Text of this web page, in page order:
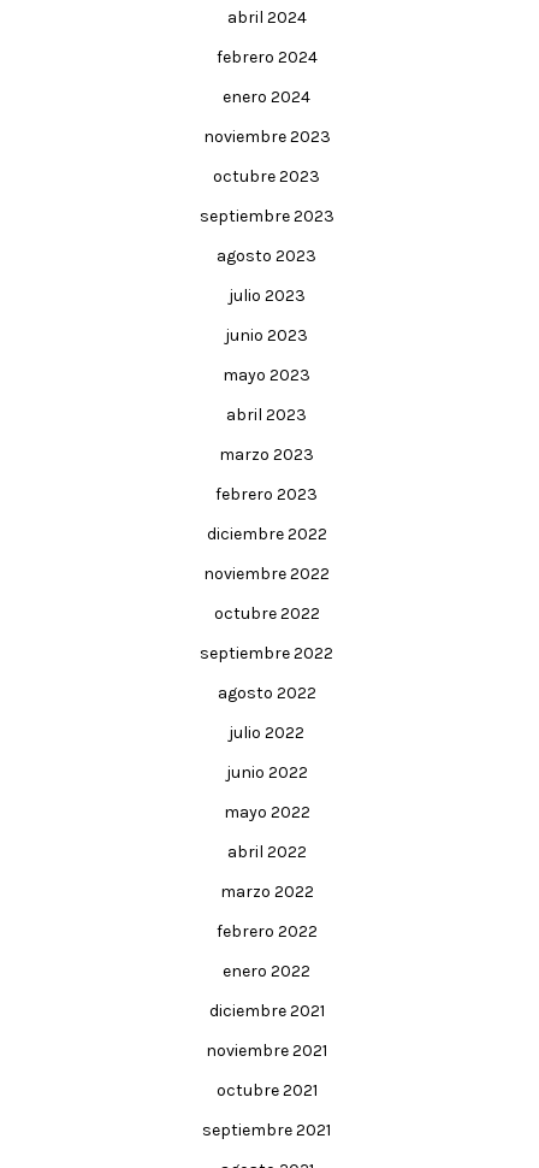
abril 2024
febrero 2024
enero 2024
noviembre 2023
octubre 2023
septiembre 2023
agosto 2023
julio 2023
junio 2023
mayo 2023
abril 2023
marzo 2023
febrero 2023
diciembre 2022
noviembre 2022
octubre 2022
septiembre 2022
agosto 2022
julio 2022
junio 2022
mayo 2022
abril 2022
marzo 2022
febrero 2022
enero 2022
diciembre 2021
noviembre 2021
octubre 2021
septiembre 2021